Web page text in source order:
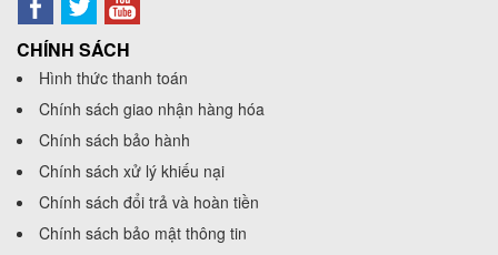
CHÍNH SÁCH
Hình thức thanh toán
Chính sách giao nhận hàng hóa
Chính sách bảo hành
Chính sách xử lý khiếu nại
Chính sách đổi trả và hoàn tiền
Chính sách bảo mật thông tin